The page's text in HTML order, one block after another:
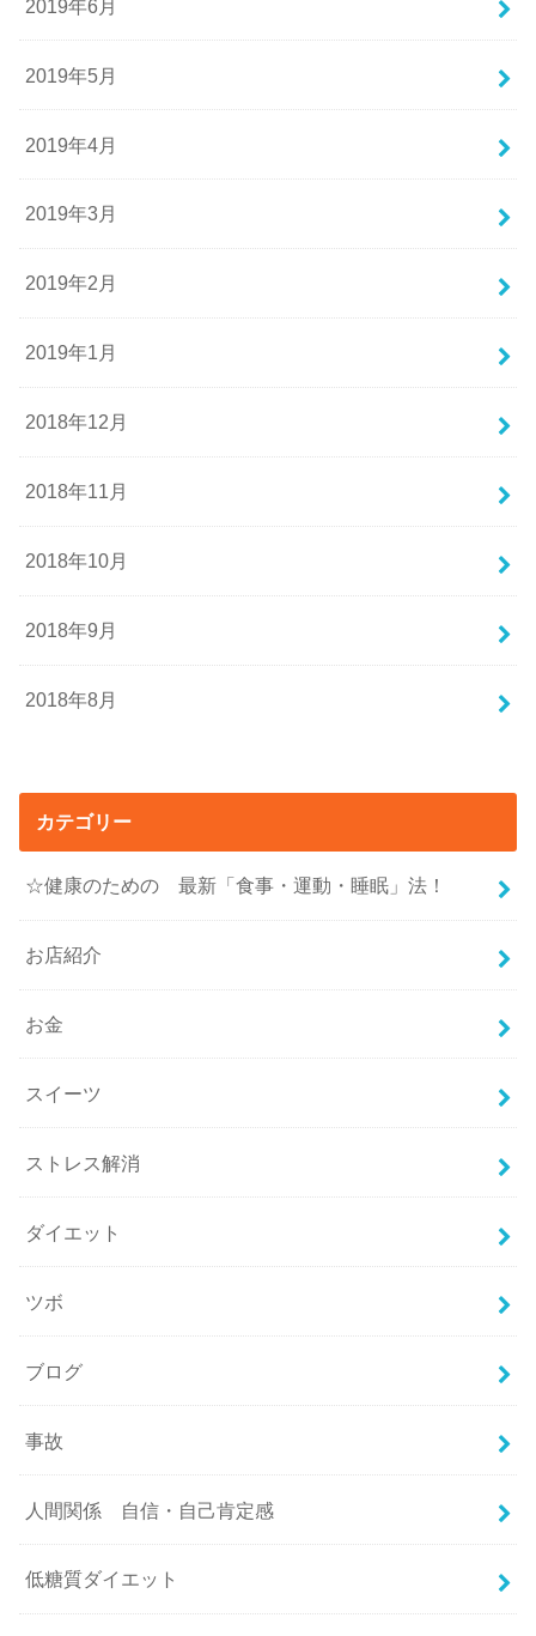
2019年6月
2019年5月
2019年4月
2019年3月
2019年2月
2019年1月
2018年12月
2018年11月
2018年10月
2018年9月
2018年8月
カテゴリー
☆健康のための 最新「食事・運動・睡眠」法！
お店紹介
お金
スイーツ
ストレス解消
ダイエット
ツボ
ブログ
事故
人間関係 自信・自己肯定感
低糖質ダイエット